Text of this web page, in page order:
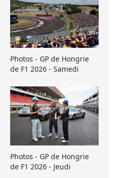
Photos - GP de Hongrie
de F1 2026 - Samedi
Photos - GP de Hongrie
de F1 2026 - Jeudi